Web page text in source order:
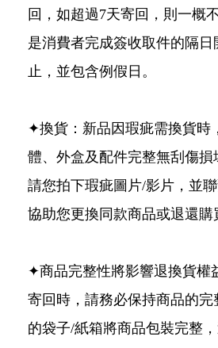
回，如超過7天寄回，則一概
是消費者完成簽收取件的隔日
止，並包含例假日。
✦換貨：新品因瑕疵需換貨時
體、外盒及配件完整無刮傷損
請您拍下瑕疵圖片/影片，並
協助您更換同款商品或退還購
✦商品完整性將影響退換貨權
寄回時，請務必保持商品的
的袋子/紙箱將商品包裝完整